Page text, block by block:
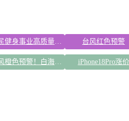
全民健身事业高质量发展 台风红色预警
台风橙色预警！白海豚逼近浙闽沿海 iPhone18Pro涨价